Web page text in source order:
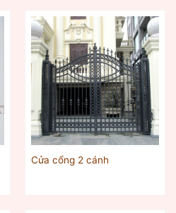
Cửa cổng 2 cánh